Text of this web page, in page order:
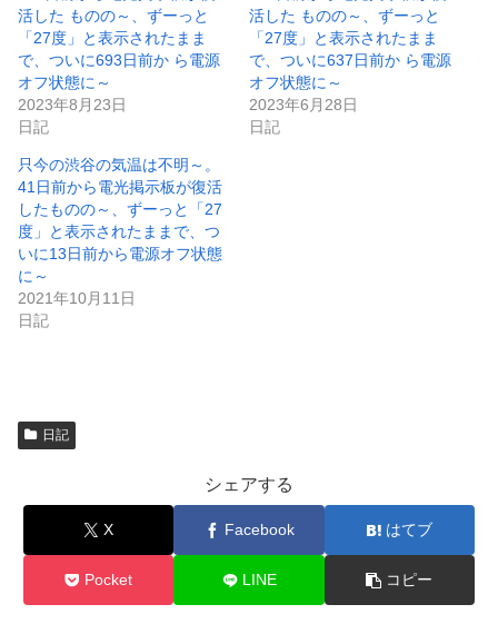
き
ま
す
)
し
い
ウ
ィ
ン
ウ
で
ま
す
)
活した ものの～、ずーっと
「27度」と表示されたまま
で、ついに693日前か ら電源
オフ状態に～
2023年8月23日
日記
活した ものの～、ずーっと
「27度」と表示されたまま
で、ついに637日前か ら電源
オフ状態に～
2023年6月28日
日記
只今の渋谷の気温は不明～。
41日前から電光掲示板が復活
したものの～、ずーっと「27
度」と表示されたままで、つ
いに13日前から電源オフ状態
に～
2021年10月11日
日記
日記
シェアする
X Facebook はてブ
Pocket LINE コピー